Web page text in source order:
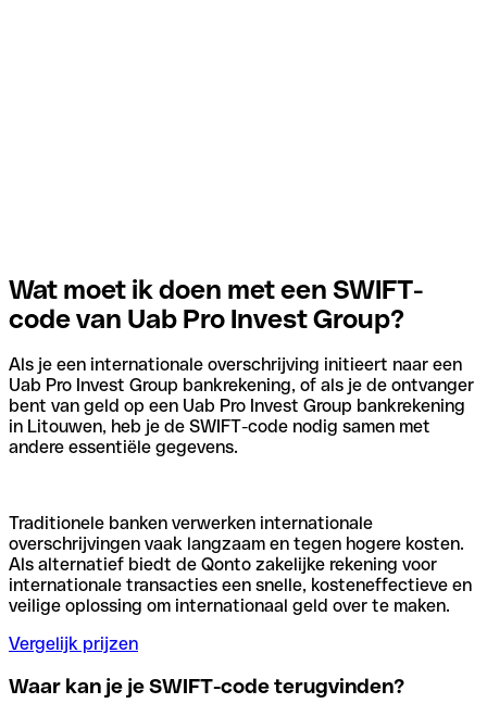
Wat moet ik doen met een SWIFT-
code van Uab Pro Invest Group?
Als je een internationale overschrijving initieert naar een
Uab Pro Invest Group bankrekening, of als je de ontvanger
bent van geld op een Uab Pro Invest Group bankrekening
in Litouwen, heb je de SWIFT-code nodig samen met
andere essentiële gegevens.
Traditionele banken verwerken internationale
overschrijvingen vaak langzaam en tegen hogere kosten.
Als alternatief biedt de Qonto zakelijke rekening voor
internationale transacties een snelle, kosteneffectieve en
veilige oplossing om internationaal geld over te maken.
Vergelijk prijzen
Waar kan je je SWIFT-code terugvinden?